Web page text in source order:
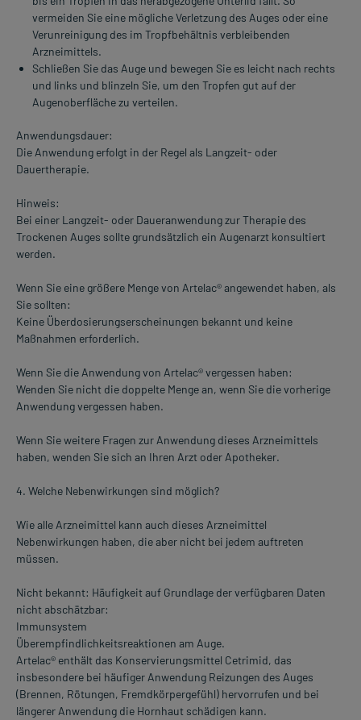
vermeiden Sie eine mögliche Verletzung des Auges oder eine
Verunreinigung des im Tropfbehältnis verbleibenden
Arzneimittels.
Schließen Sie das Auge und bewegen Sie es leicht nach rechts
und links und blinzeln Sie, um den Tropfen gut auf der
Augenoberfläche zu verteilen.
Anwendungsdauer:
Die Anwendung erfolgt in der Regel als Langzeit- oder
Dauertherapie.
Hinweis:
Bei einer Langzeit- oder Daueranwendung zur Therapie des
Trockenen Auges sollte grundsätzlich ein Augenarzt konsultiert
werden.
Wenn Sie eine größere Menge von Artelac® angewendet haben, als
Sie sollten:
Keine Überdosierungserscheinungen bekannt und keine
Maßnahmen erforderlich.
Wenn Sie die Anwendung von Artelac® vergessen haben:
Wenden Sie nicht die doppelte Menge an, wenn Sie die vorherige
Anwendung vergessen haben.
Wenn Sie weitere Fragen zur Anwendung dieses Arzneimittels
haben, wenden Sie sich an Ihren Arzt oder Apotheker.
4. Welche Nebenwirkungen sind möglich?
Wie alle Arzneimittel kann auch dieses Arzneimittel
Nebenwirkungen haben, die aber nicht bei jedem auftreten
müssen.
Nicht bekannt: Häufigkeit auf Grundlage der verfügbaren Daten
nicht abschätzbar:
Immunsystem
Überempfindlichkeitsreaktionen am Auge.
Artelac® enthält das Konservierungsmittel Cetrimid, das
insbesondere bei häufiger Anwendung Reizungen des Auges
(Brennen, Rötungen, Fremdkörpergefühl) hervorrufen und bei
längerer Anwendung die Hornhaut schädigen kann.